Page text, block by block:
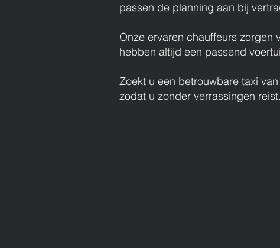
passen de planning aan bij
Onze ervaren chauffeurs zorgen
hebben altijd een passend
Zoekt u een betrouwbare taxi
zodat u zonder verrassingen